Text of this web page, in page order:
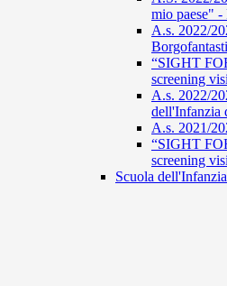
mio paese" -
A.s. 2022/
“SIGHT
screening
A.s. 2022/
dell'Infanzia
A.s. 2021/
“SIGHT
screening
Scuola